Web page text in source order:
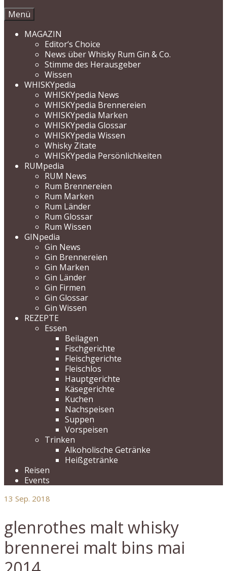
Menü
MAGAZIN
Editor‘s Choice
News über Whisky Rum Gin & Co.
Stimme des Herausgeber
Wissen
WHISKYpedia
WHISKYpedia News
WHISKYpedia Brennereien
WHISKYpedia Marken
WHISKYpedia Glossar
WHISKYpedia Wissen
Whisky Zitate
WHISKYpedia Persönlichkeiten
RUMpedia
RUM News
Rum Brennereien
Rum Marken
Rum Länder
Rum Glossar
Rum Wissen
GINpedia
Gin News
Gin Brennereien
Gin Marken
Gin Länder
Gin Firmen
Gin Glossar
Gin Wissen
REZEPTE
Essen
Beilagen
Fischgerichte
Fleischgerichte
Fleischlos
Hauptgerichte
Käsegerichte
Kuchen
Nachspeisen
Suppen
Vorspeisen
Trinken
Alkoholische Getränke
Heißgetränke
Reisen
Events
13 Sep. 2018
glenrothes malt whisky
brennerei malt bins mai